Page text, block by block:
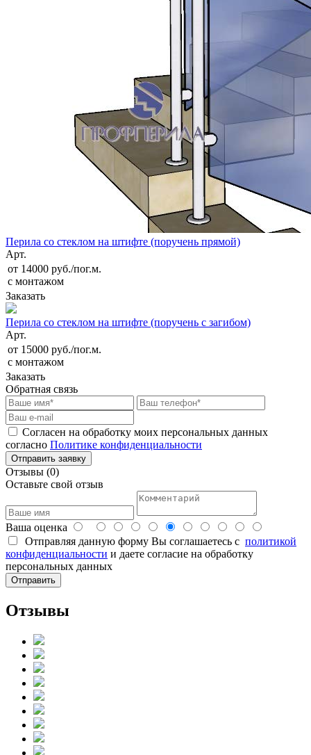
Перила со стеклом на штифте (поручень прямой)
Арт.
от 14000 руб./пог.м.
с монтажом
Заказать
Перила со стеклом на штифте (поручень с загибом)
Арт.
от 15000 руб./пог.м.
с монтажом
Заказать
Обратная связь
Согласен на обработку моих персональных данных
согласно Политике конфиденциальности
Отзывы (0)
Оставьте свой отзыв
Ваша оценка
Отправляя данную форму Вы соглашаетесь с политикой
конфиденциальности и даете согласие на обработку
персональных данных
Отзывы